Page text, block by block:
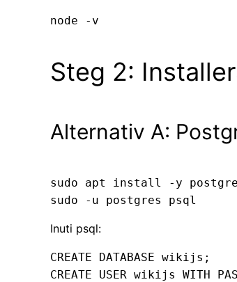
Steg 2:
Alternativ A:
sudo apt install -y
Inuti psql:
CREATE DATABASE wikijs;
CREATE USER wikijs WITH